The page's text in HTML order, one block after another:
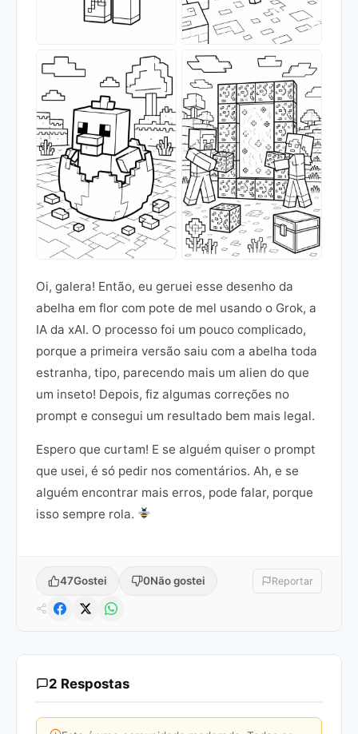
Oi, galera! Então, eu geruei esse desenho da
abelha em flor com pote de mel usando o Grok, a
IA da xAI. O processo foi um pouco complicado,
porque a primeira versão saiu com a abelha toda
estranha, tipo, parecendo mais um alien do que
um inseto! Depois, fiz algumas correções no
prompt e consegui um resultado bem mais legal.
Espero que curtam! E se alguém quiser o prompt
que usei, é só pedir nos comentários. Ah, e se
alguém encontrar mais erros, pode falar, porque
isso sempre rola.
47Gostei 0Não gostei Reportar
2 Respostas